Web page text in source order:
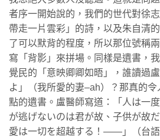
者序一開始說的，我們的世代對徐
帶走一片雲彩」的詩，以及朱自清
了可以默背的程度，所以那位號稱
寫「背影」來拼場。同樣是遺書，
覺民的「意映卿卿如晤」，誰讀過
よ」（我所愛的妻–ah）？那真的
點的遺書。盧醫師寫道：「人は一
が逃げないのは君が故、子供が故
愛は一切を超越する！――」（台語